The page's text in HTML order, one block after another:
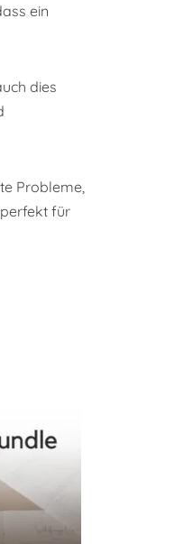
ein
dies
Probleme,
für